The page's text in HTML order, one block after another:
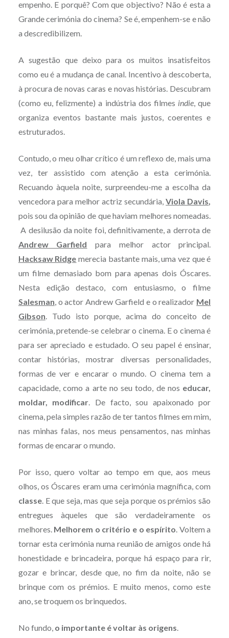
empenho. E porquê? Com que objectivo? Não é esta a
Grande cerimónia do cinema? Se é, empenhem-se e não
a descredibilizem.
A sugestão que deixo para os muitos insatisfeitos
como eu é a mudança de canal. Incentivo à descoberta,
à procura de novas caras e novas histórias. Descubram
(como eu, felizmente) a indústria dos filmes indie, que
organiza eventos bastante mais justos, coerentes e
estruturados.
Contudo, o meu olhar crítico é um reflexo de, mais uma
vez, ter assistido com atenção a esta cerimónia.
Recuando àquela noite, surpreendeu-me a escolha da
vencedora para melhor actriz secundária,Viola Davis,
pois sou da opinião de que haviam melhores nomeadas.
A desilusão da noite foi, definitivamente, a derrota de
Andrew Garfield para melhor actor principal.
Hacksaw Ridge merecia bastante mais, uma vez que é
um filme demasiado bom para apenas dois Óscares.
Nesta edição destaco, com entusiasmo, o filme
Salesman, o actor Andrew Garfield e o realizador Mel
Gibson. Tudo isto porque, acima do conceito de
cerimónia, pretende-se celebrar o cinema. E o cinema é
para ser apreciado e estudado. O seu papel é ensinar,
contar histórias, mostrar diversas personalidades,
formas de ver e encarar o mundo. O cinema tem a
capacidade, como a arte no seu todo, de nos educar,
moldar, modificar. De facto, sou apaixonado por
cinema, pela simples razão de ter tantos filmes em mim,
nas minhas falas, nos meus pensamentos, nas minhas
formas de encarar o mundo.
Por isso, quero voltar ao tempo em que, aos meus
olhos, os Óscares eram uma cerimónia magnífica, com
classe. E que seja, mas que seja porque os prémios são
entregues àqueles que são verdadeiramente os
melhores. Melhorem o critério e o espírito. Voltem a
tornar esta cerimónia numa reunião de amigos onde há
honestidade e brincadeira, porque há espaço para rir,
gozar e brincar, desde que, no fim da noite, não se
brinque com os prémios. E muito menos, como este
ano, se troquem os brinquedos.
No fundo, o importante é voltar às origens.